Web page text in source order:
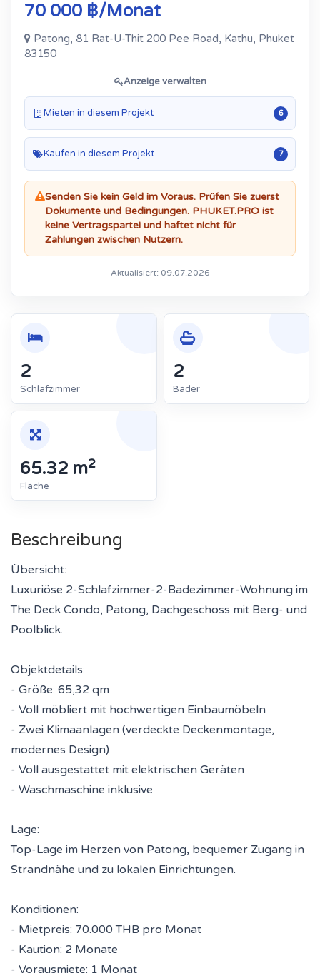
70 000 ฿/Monat
Patong, 81 Rat-U-Thit 200 Pee Road, Kathu, Phuket
83150
Anzeige verwalten
Mieten in diesem Projekt 6
Kaufen in diesem Projekt 7
Senden Sie kein Geld im Voraus. Prüfen Sie zuerst
Dokumente und Bedingungen. PHUKET.PRO ist
keine Vertragspartei und haftet nicht für
Zahlungen zwischen Nutzern.
Aktualisiert: 09.07.2026
2
Schlafzimmer
2
Bäder
65.32 m2
Fläche
Beschreibung
Übersicht:
Luxuriöse 2-Schlafzimmer-2-Badezimmer-Wohnung im
The Deck Condo, Patong, Dachgeschoss mit Berg- und
Poolblick.
Objektdetails:
- Größe: 65,32 qm
- Voll möbliert mit hochwertigen Einbaumöbeln
- Zwei Klimaanlagen (verdeckte Deckenmontage,
modernes Design)
- Voll ausgestattet mit elektrischen Geräten
- Waschmaschine inklusive
Lage:
Top-Lage im Herzen von Patong, bequemer Zugang in
Strandnähe und zu lokalen Einrichtungen.
Konditionen:
- Mietpreis: 70.000 THB pro Monat
- Kaution: 2 Monate
- Vorausmiete: 1 Monat